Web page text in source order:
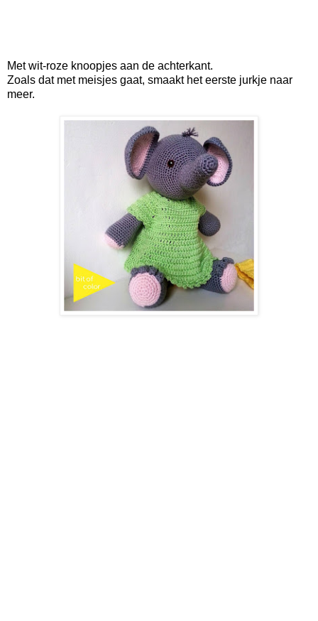
Met wit-roze knoopjes aan de achterkant.
Zoals dat met meisjes gaat, smaakt het eerste jurkje naar
meer.